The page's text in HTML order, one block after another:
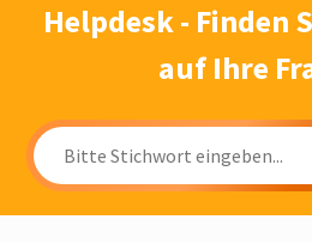
Helpdesk - Finden
auf Ihre